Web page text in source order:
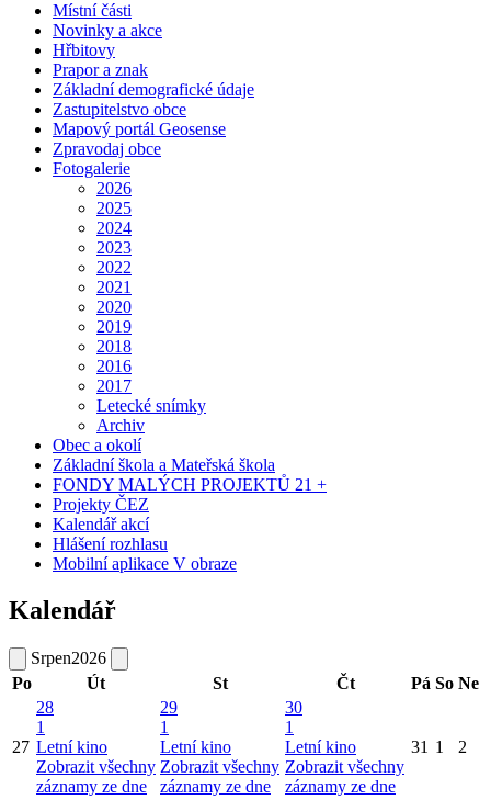
Místní části
Novinky a akce
Hřbitovy
Prapor a znak
Základní demografické údaje
Zastupitelstvo obce
Mapový portál Geosense
Zpravodaj obce
Fotogalerie
2026
2025
2024
2023
2022
2021
2020
2019
2018
2016
2017
Letecké snímky
Archiv
Obec a okolí
Základní škola a Mateřská škola
FONDY MALÝCH PROJEKTŮ 21 +
Projekty ČEZ
Kalendář akcí
Hlášení rozhlasu
Mobilní aplikace V obraze
Kalendář
Srpen2026
Po
Út St Čt Pá So Ne
27
28
1
Letní kino
Zobrazit všechny
záznamy ze dne
29
1
Letní kino
Zobrazit všechny
záznamy ze dne
30
1
Letní kino
Zobrazit všechny
záznamy ze dne
31 1 2